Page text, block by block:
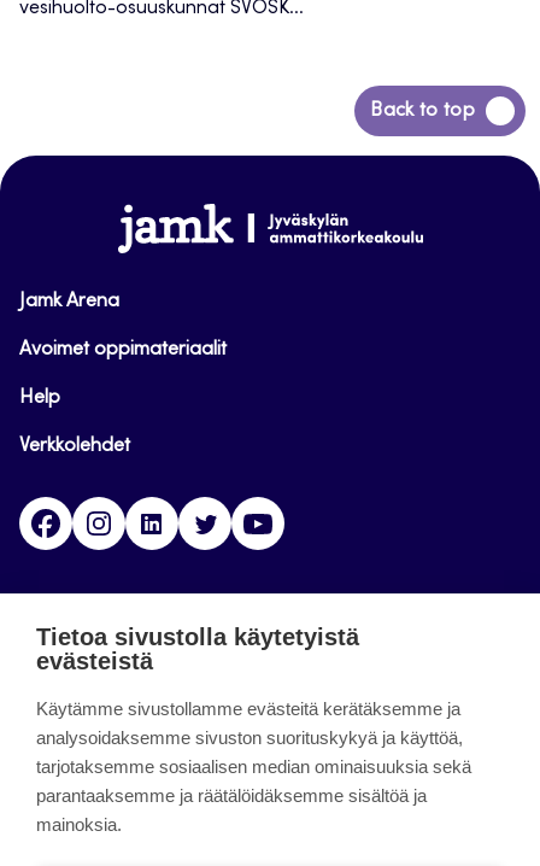
vesihuolto-osuuskunnat SVOSK...
Back to top
Siirry
takaisin
www.jamk.fi
Jamk Arena
Avoimet oppimateriaalit
Help
Verkkolehdet
FacebookInstagramLinkedinTwitter
päättynyt 11.9.2023.
About the site
Käyttöehdot
Tietoa sivustolla käytetyistä
evästeistä
Käytämme sivustollamme evästeitä kerätäksemme ja
analysoidaksemme sivuston suorituskykyä ja käyttöä,
tarjotaksemme sosiaalisen median ominaisuuksia sekä
parantaaksemme ja räätälöidäksemme sisältöä ja
mainoksia.